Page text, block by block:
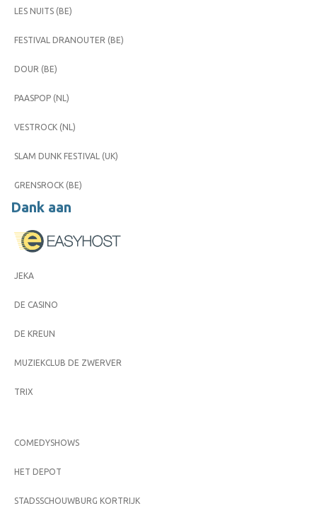
LES NUITS (BE)
FESTIVAL DRANOUTER (BE)
DOUR (BE)
PAASPOP (NL)
VESTROCK (NL)
SLAM DUNK FESTIVAL (UK)
GRENSROCK (BE)
Dank aan
JEKA
DE CASINO
DE KREUN
MUZIEKCLUB DE ZWERVER
TRIX
COMEDYSHOWS
HET DEPOT
STADSSCHOUWBURG KORTRIJK